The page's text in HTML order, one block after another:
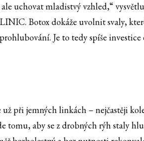
uchovat mladistvý vzhled,“
Botox dokáže uvolnit svaly,
Je to tedy spíše
při jemných linkách – nejčastěji
tomu, aby se z drobných rýh staly